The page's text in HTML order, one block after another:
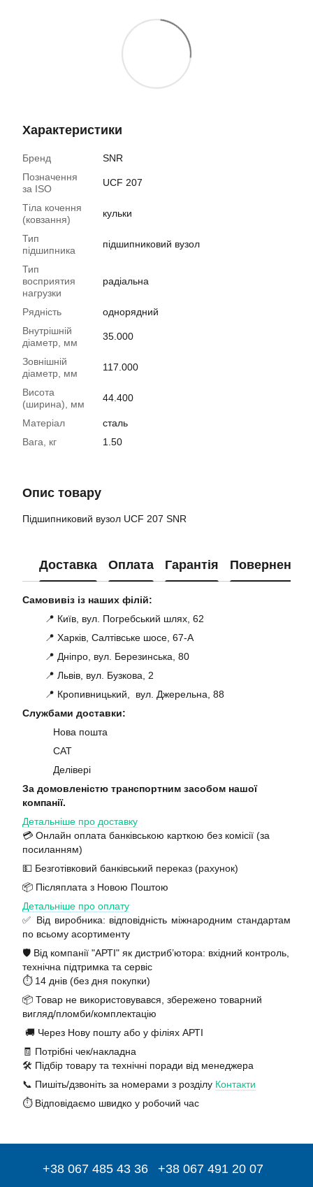
Характеристики
Бренд
SNR
Позначення
за ISO
UCF 207
Тіла кочення
(ковзання)
кульки
Тип
підшипника
підшипниковий вузол
Тип
восприятия
нагрузки
радіальна
Рядність
однорядний
Внутрішній
діаметр, мм
35.000
Зовнішній
діаметр, мм
117.000
Висота
(ширина), мм
44.400
Матеріал
сталь
Вага, кг
1.50
Опис товару
Підшипниковий вузол UCF 207 SNR
Доставка Оплата Гарантія Повернення
Самовивіз із наших філій:
📍 Київ, вул. Погребський шлях, 62
📍 Харків, Салтівське шосе, 67-А
📍 Дніпро, вул. Березинська, 80
📍 Львів, вул. Бузкова, 2
📍 Кропивницький, вул. Джерельна, 88
Службами доставки:
Нова пошта
САТ
Делівері
За домовленістю транспортним засобом нашої
компанії.
Детальніше про доставку
💳 Онлайн оплата банківською карткою без комісії (за
посиланням)
💵 Безготівковий банківський переказ (рахунок)
📦 Післяплата з Новою Поштою
Детальніше про оплату
✅ Від виробника: відповідність міжнародним стандартам
по всьому асортименту
🛡️ Від компанії "АРТІ" як дистриб’ютора: вхідний контроль,
технічна підтримка та сервіс
⏱️ 14 днів (без дня покупки)
📦 Товар не використовувався, збережено товарний
вигляд/пломби/комплектацію
🚚 Через Нову пошту або у філіях АРТІ
🧾 Потрібні чек/накладна
🛠️ Підбір товару та технічні поради від менеджера
📞 Пишіть/дзвоніть за номерами з розділу Контакти
⏱️ Відповідаємо швидко у робочий час
+38 067 485 43 36 +38 067 491 20 07